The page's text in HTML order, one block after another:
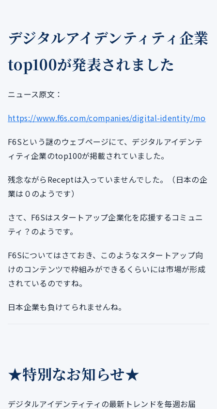
デジタルアイデンティティ企業
top100が発表されました
ニュース原文：
https://www.f6s.com/companies/digital-identity/mo
F6Sという謎のウェブページにて、デジタルアイデンテ
ィティ企業のtop100が掲載されていました。
残念ながらReceptは入っていませんでした。（日本の企
業は０のようです）
さて、F6Sはスタートアップ企業化を応援するコミュニ
ティ？のようです。
F6Sについてはさておき、このようなスタートアップ向
けのコンテンツで枠組みができるくらいには市場が形成
されているのですね。
日本企業も負けてられませんね。
★特別なお知らせ★
デジタルアイデンティティの最新トレンドを毎週お届